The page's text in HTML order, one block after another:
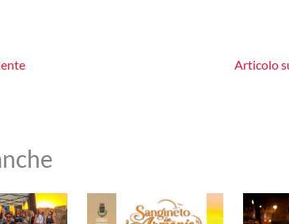
Articolo